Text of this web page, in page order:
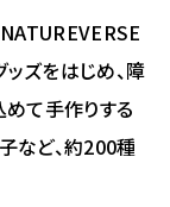
ッズをはじめ、障
て手作りする
など、約200種